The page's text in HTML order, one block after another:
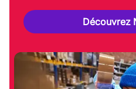
Découvrez